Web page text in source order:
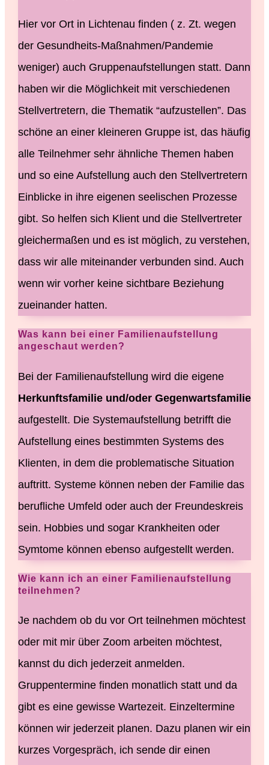
Hier vor Ort in Lichtenau finden ( z. Zt. wegen
der Gesundheits-Maßnahmen/Pandemie
weniger) auch Gruppenaufstellungen statt. Dann
haben wir die Möglichkeit mit verschiedenen
Stellvertretern, die Thematik “aufzustellen”. Das
schöne an einer kleineren Gruppe ist, das häufig
alle Teilnehmer sehr ähnliche Themen haben
und so eine Aufstellung auch den Stellvertretern
Einblicke in ihre eigenen seelischen Prozesse
gibt. So helfen sich Klient und die Stellvertreter
gleichermaßen und es ist möglich, zu verstehen,
dass wir alle miteinander verbunden sind. Auch
wenn wir vorher keine sichtbare Beziehung
zueinander hatten.
Was kann bei einer Familienaufstellung
angeschaut werden?
Bei der Familienaufstellung wird die eigene
Herkunftsfamilie und/oder Gegenwartsfamilie
aufgestellt. Die Systemaufstellung betrifft die
Aufstellung eines bestimmten Systems des
Klienten, in dem die problematische Situation
auftritt. Systeme können neben der Familie das
berufliche Umfeld oder auch der Freundeskreis
sein. Hobbies und sogar Krankheiten oder
Symtome können ebenso aufgestellt werden.
Wie kann ich an einer Familienaufstellung
teilnehmen?
Je nachdem ob du vor Ort teilnehmen möchtest
oder mit mir über Zoom arbeiten möchtest,
kannst du dich jederzeit anmelden.
Gruppentermine finden monatlich statt und da
gibt es eine gewisse Wartezeit. Einzeltermine
können wir jederzeit planen. Dazu planen wir ein
kurzes Vorgespräch, ich sende dir einen